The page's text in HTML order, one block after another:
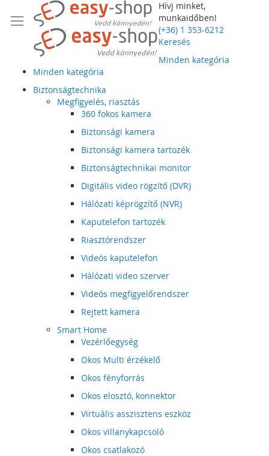
Hívj minket,
munkaidőben!
(+36) 1 353-6212
Keresés
Minden kategória
Minden kategória
Biztonságtechnika
Megfigyelés, riasztás
360 fokos kamera
Biztonsági kamera
Biztonsági kamera tartozék
Biztonságtechnikai monitor
Digitális video rögzítő (DVR)
Hálózati képrögzítő (NVR)
Kaputelefon tartozék
Riasztórendszer
Videós kaputelefon
Hálózati video szerver
Videós megfigyelőrendszer
Rejtett kamera
Smart Home
Vezérlőegység
Okos Multi érzékelő
Okos fényforrás
Okos elosztó, konnektor
Virtuális asszisztens eszköz
Okos villanykapcsoló
Okos csatlakozó